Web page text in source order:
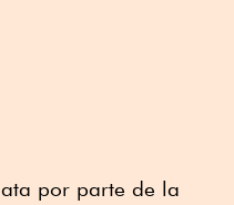
por parte de la